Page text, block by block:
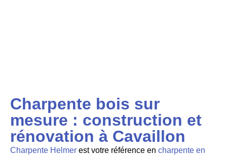
Charpente bois sur
mesure : construction et
rénovation à Cavaillon
Charpente Helmer est votre référence en charpente en